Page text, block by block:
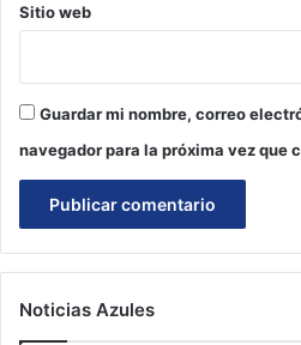
Sitio web
Guardar mi nombre, correo
navegador para la próxima vez que
Noticias Azules